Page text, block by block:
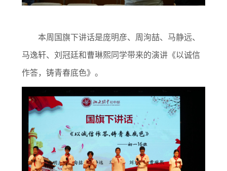
本周国旗下讲话是庞明彦、周洵喆、马静远、
马逸轩、刘冠廷和曹琳熙同学带来的演讲《以诚信
作答，铸青春底色》。